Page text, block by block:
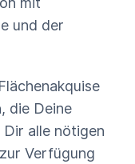
und der
die Deine
alle nötigen
Verfügung